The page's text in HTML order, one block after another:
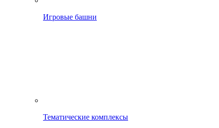
Игровые башни
Тематические комплексы